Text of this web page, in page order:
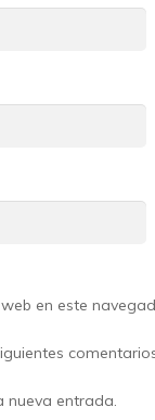
en este
nueva entrada.